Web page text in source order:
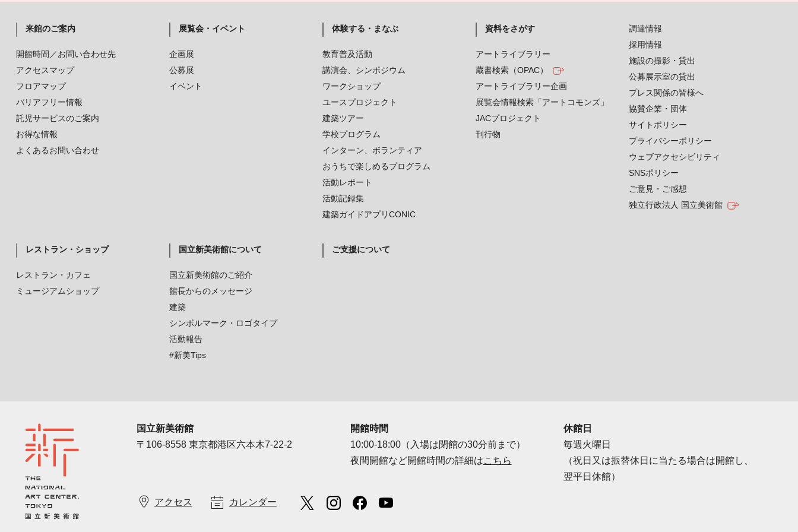
来館のご案内
開館時間／お問い合わせ先
アクセスマップ
フロアマップ
バリアフリー情報
託児サービスのご案内
お得な情報
よくあるお問い合わせ
展覧会・イベント
企画展
公募展
イベント
体験する・まなぶ
教育普及活動
講演会、シンポジウム
ワークショップ
ユースプロジェクト
建築ツアー
学校プログラム
インターン、ボランティア
おうちで楽しめるプログラム
活動レポート
活動記録集
建築ガイドアプリCONIC
資料をさがす
アートライブラリー
蔵書検索（OPAC）
アートライブラリー企画
展覧会情報検索「アートコモンズ」
JACプロジェクト
刊行物
レストラン・ショップ
レストラン・カフェ
ミュージアムショップ
国立新美術館について
国立新美術館のご紹介
館長からのメッセージ
建築
シンボルマーク・ロゴタイプ
活動報告
#新美Tips
ご支援について
調達情報
採用情報
施設の撮影・貸出
公募展示室の貸出
プレス関係の皆様へ
協賛企業・団体
サイトポリシー
プライバシーポリシー
ウェブアクセシビリティ
SNSポリシー
ご意見・ご感想
独立行政法人 国立美術館
国立新美術館
〒106-8558 東京都港区六本木7-22-2
開館時間
10:00-18:00（入場は閉館の30分前まで）
夜間開館など開館時間の詳細はこちら
休館日
毎週火曜日
（祝日又は振替休日に当たる場合は開館し、
翌平日休館）
アクセス カレンダー